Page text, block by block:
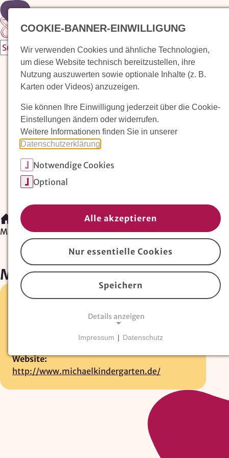
Zur Startseite
Waldorfkindergarten finden
Pädagogischer Ansatz
Arbeit im Waldorfkindergarten
Unser Verein
Magazin: Erziehungskunst frühe Kindheit
Waldorfkindergarten finden/
Michael-Kindergarten e.V.
Michael-Kindergarten e.V.
Bremerstr. 15 •26135 Oldenburg
vorstand@michaelkindergarten.de
Website:
http://www.michaelkindergarten.de/
COOKIE-BANNER-EINWILLIGUNG
Wir verwenden Cookies und ähnliche Technologien,
um diese Website technisch bereitzustellen, ihre
Nutzung auszuwerten sowie optionale Inhalte (z. B.
Karten oder Videos) anzuzeigen.
Sie können Ihre Einwilligung jederzeit über die Cookie-
Einstellungen ändern oder widerrufen.
Weitere Informationen finden Sie in unserer
Datenschutzerklärung
Notwendige Cookies
Optional
Alle akzeptieren
Nur essentielle Cookies
Speichern
Details anzeigen
Essentielle Cookies
Website erforderlich und können nicht deaktiviert
TYPO3-Cookies, sowie Funktionen zur
Google Places
Google Places Autocomplete
Impressum | Datenschutz